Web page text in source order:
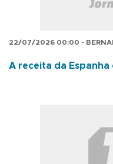
22/07/2026 00:00 -
A receita da